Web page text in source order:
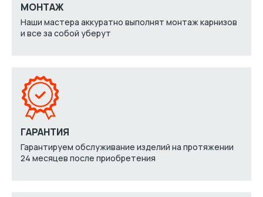
МОНТАЖ
Наши мастера аккуратно выполнят монтаж карнизов
и все за собой уберут
ГАРАНТИЯ
Гарантируем обслуживание изделий на протяжении
24 месяцев после приобретения